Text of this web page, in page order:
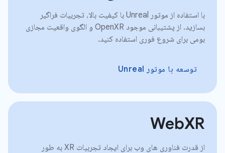
با استفاده از موتور Unreal با کیفیت بالا، تجربیات فراگیر
بسازید. از پشتیبانی موجود OpenXR و الگوی واقعیت مجازی
بومی برای شروع فوری استفاده کنید.
توسعه با موتور Unreal
WebXR
از قدرت فناوری های وب برای ایجاد تجربیات XR به طور